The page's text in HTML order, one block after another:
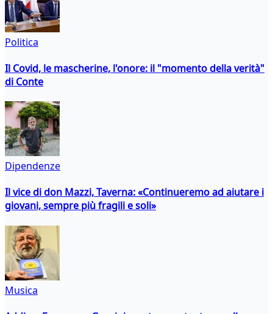
Politica
Il Covid, le mascherine, l'onore: il "momento della verità"
di Conte
Dipendenze
Il vice di don Mazzi, Taverna: «Continueremo ad aiutare i
giovani, sempre più fragili e soli»
Musica